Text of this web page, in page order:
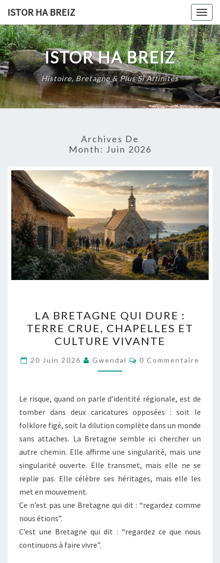
content
ISTOR HA BREIZ
ISTOR HA BREIZ
Histoire, Bretagne & Plus Si Affinités
Archives De
Month: Juin 2026
BRETAGNE
QUI
DURE
:
TERRE
CHAPELLES
ET
CULTURE
VIVANTE
LA BRETAGNE QUI DURE :
TERRE CRUE, CHAPELLES ET
CULTURE VIVANTE
20 Juin 2026 Gwendal Commentaires
0 Commentaire
Le risque, quand on parle d’identité régionale, est de
tomber dans deux caricatures opposées : soit le
folklore figé, soit la dilution complète dans un monde
sans attaches. La Bretagne semble ici chercher un
autre chemin. Elle affirme une singularité, mais une
singularité ouverte. Elle transmet, mais elle ne se
replie pas. Elle célèbre ses héritages, mais elle les
met en mouvement.
Ce n’est pas une Bretagne qui dit : “regardez comme
nous étions”.
C’est une Bretagne qui dit : “regardez ce que nous
continuons à faire vivre”.